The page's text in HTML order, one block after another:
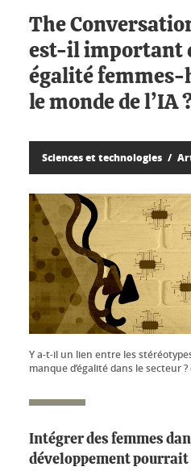
The
est-il important
égalité femmes-
le monde de l’IA
Sciences et technologies
Y a-t-il un lien entre les
manque d’égalité dans le secteur ?
Intégrer des femmes
développement pourrait